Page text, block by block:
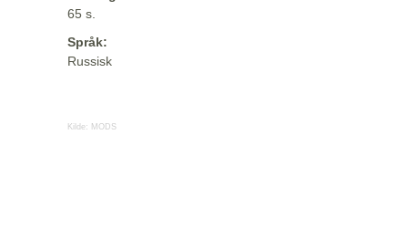
65 s.
Språk:
Russisk
Kilde: MODS